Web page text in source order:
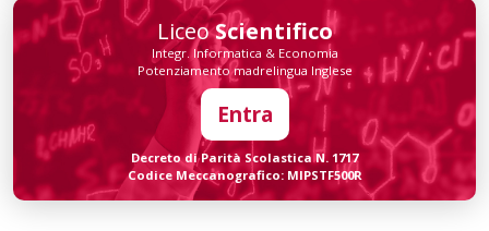
LiceoScientifico
Integr. Informatica & Economia
Potenziamento madrelingua Inglese
Entra
Decreto di Parità Scolastica N. 1717
Codice Meccanografico: MIPSTF500R